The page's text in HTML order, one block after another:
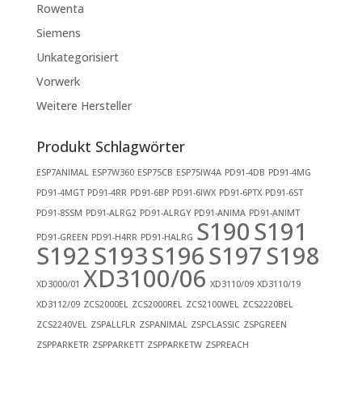
Rowenta
Siemens
Unkategorisiert
Vorwerk
Weitere Hersteller
Produkt Schlagwörter
ESP7ANIMAL ESP7W360 ESP75CB ESP75IW4A PD91-4DB PD91-4MG
PD91-4MGT PD91-4RR PD91-6BP PD91-6IWX PD91-6PTX PD91-6ST
PD91-8SSM PD91-ALRG2 PD91-ALRGY PD91-ANIMA PD91-ANIMT
PD91-GREEN PD91-H4RR PD91-HALRG S190S191
S192S193S196S197S198
XD3000/01 XD3100/06 XD3110/09 XD3110/19
XD3112/09 ZCS2000EL ZCS2000REL ZCS2100WEL ZCS2220BEL
ZCS2240VEL ZSPALLFLR ZSPANIMAL ZSPCLASSIC ZSPGREEN
ZSPPARKETR ZSPPARKETT ZSPPARKETW ZSPREACH